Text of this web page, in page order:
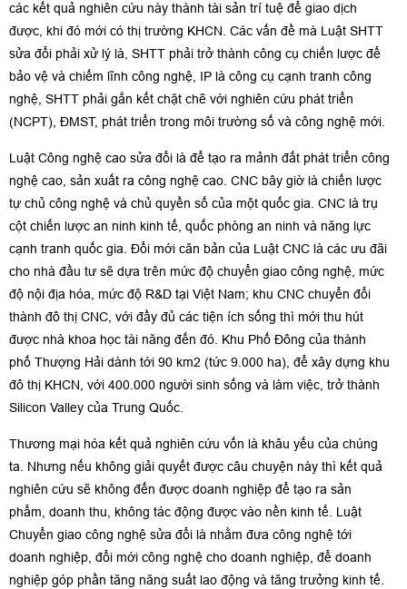
các kết quả nghiên cứu này thành tài sản trí tuệ để giao dịch
được, khi đó mới có thị trường KHCN. Các vấn đề mà Luật SHTT
sửa đổi phải xử lý là, SHTT phải trở thành công cụ chiến lược để
bảo vệ và chiếm lĩnh công nghệ, IP là công cụ cạnh tranh công
nghệ, SHTT phải gắn kết chặt chẽ với nghiên cứu phát triển
(NCPT), ĐMST, phát triển trong môi trường số và công nghệ mới.
Luật Công nghệ cao sửa đổi là để tạo ra mảnh đất phát triển công
nghệ cao, sản xuất ra công nghệ cao. CNC bây giờ là chiến lược
tự chủ công nghệ và chủ quyền số của một quốc gia. CNC là trụ
cột chiến lược an ninh kinh tế, quốc phòng an ninh và năng lực
cạnh tranh quốc gia. Đổi mới căn bản của Luật CNC là các ưu đãi
cho nhà đầu tư sẽ dựa trên mức độ chuyển giao công nghệ, mức
độ nội địa hóa, mức độ R&D tại Việt Nam; khu CNC chuyển đổi
thành đô thị CNC, với đầy đủ các tiện ích sống thì mới thu hút
được nhà khoa học tài năng đến đó. Khu Phố Đông của thành
phố Thượng Hải dành tới 90 km2 (tức 9.000 ha), để xây dựng khu
đô thị KHCN, với 400.000 người sinh sống và làm việc, trở thành
Silicon Valley của Trung Quốc.
Thương mại hóa kết quả nghiên cứu vốn là khâu yếu của chúng
ta. Nhưng nếu không giải quyết được câu chuyện này thì kết quả
nghiên cứu sẽ không đến được doanh nghiệp để tạo ra sản
phẩm, doanh thu, không tác động được vào nền kinh tế. Luật
Chuyển giao công nghệ sửa đổi là nhằm đưa công nghệ tới
doanh nghiệp, đổi mới công nghệ cho doanh nghiệp, để doanh
nghiệp góp phần tăng năng suất lao động và tăng trưởng kinh tế.